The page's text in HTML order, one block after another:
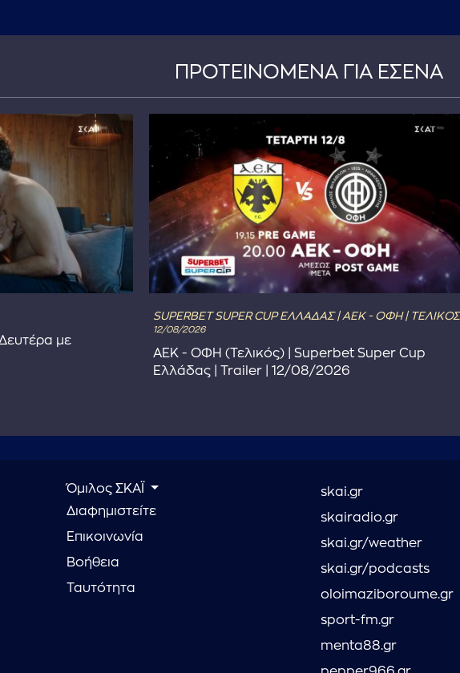
ΠΡΟΤΕΙΝΟΜΕΝΑ ΓΙΑ ΕΣΕΝΑ
με
SUPERBET SUPER CUP ΕΛΛΑΔΑΣ | ΑΕΚ - ΟΦΗ |
12/08/2026
ΑΕΚ - ΟΦΗ (Τελικός) | Superbet Super Cup
Ελλάδας | Trailer | 12/08/2026
Όμιλος ΣΚΑΪ
Διαφημιστείτε
Επικοινωνία
Βοήθεια
Ταυτότητα
skai.gr
skairadio.gr
skai.gr/weather
skai.gr/podcasts
oloimaziboroume.gr
sport-fm.gr
menta88.gr